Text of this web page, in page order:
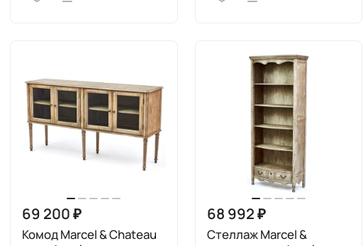
69 200 ₽
Комод Marcel & Chateau
68 992 ₽
Стеллаж Marcel &